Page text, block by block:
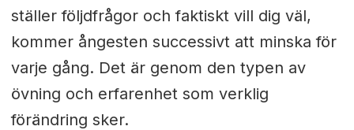
ställer följdfrågor och faktiskt vill dig väl,
kommer ångesten successivt att minska för
varje gång. Det är genom den typen av
övning och erfarenhet som verklig
förändring sker.